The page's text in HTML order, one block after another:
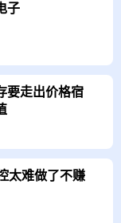
子
要走出价格宿
太难做了不赚